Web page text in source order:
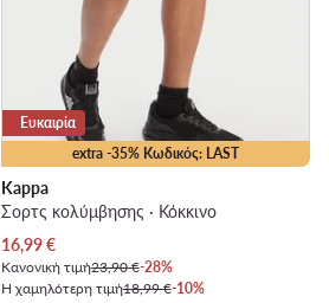
extra -35% Κωδικός: LAST
Ευκαιρία
Kappa
Σορτς κολύμβησης · Κόκκινο
Τρέχουσα τιμή
16,99€
Κανονική τιμή23,90 €-28%
Η χαμηλότερη τιμή18,99 €-10%